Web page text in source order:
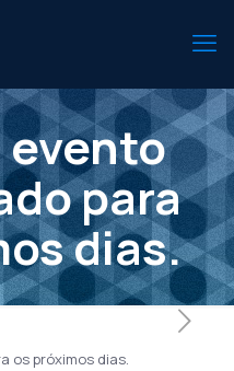
evento
para
dias.
os próximos dias.